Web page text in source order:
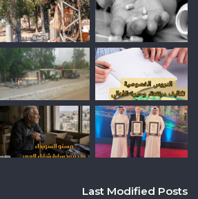
Last Modified Posts